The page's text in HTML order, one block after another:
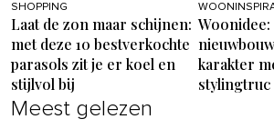
SHOPPING
Laat de zon maar schijnen:
met deze 10 bestverkochte
parasols zit je er koel en
stijlvol bij
karakter
stylingtruc
Meest gelezen